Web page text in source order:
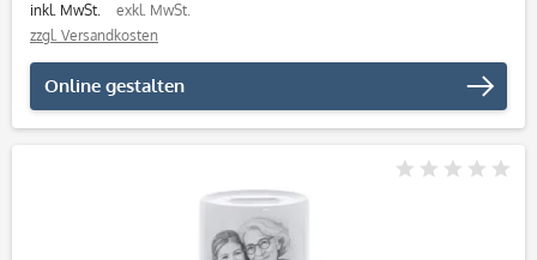
inkl. MwSt.
exkl. MwSt.
zzgl. Versandkosten
Online gestalten